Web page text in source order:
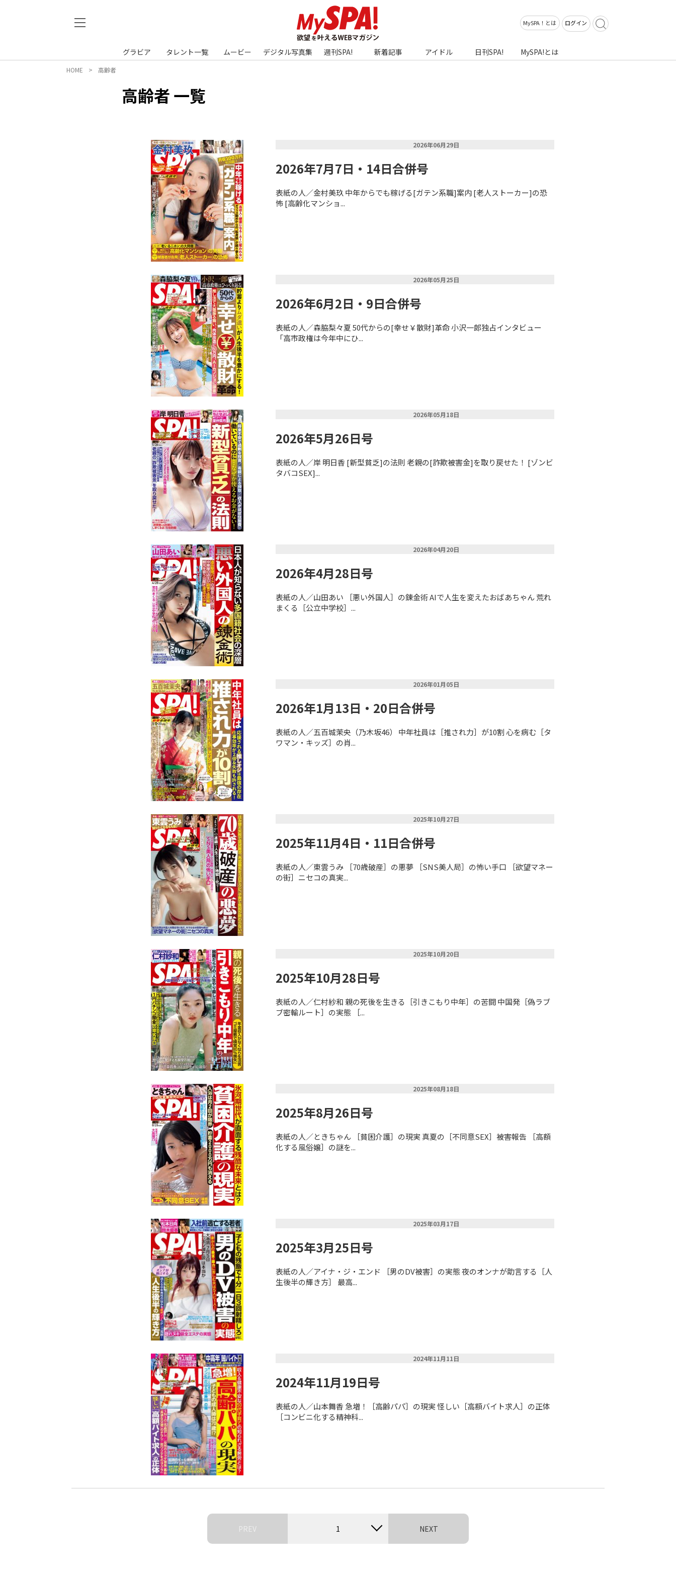
MySPA！とは ログイン
グラビア タレント一覧 ムービー デジタル写真集 週刊SPA! 新着記事 アイドル 日刊SPA! MySPA!とは
HOME 高齢者
高齢者 一覧
2026年06月29日
2026年7月7日・14日合併号
表紙の人／金村美玖 中年からでも稼げる[ガテン系職]案内 [老人ストーカー]の恐
怖 [高齢化マンショ...
2026年05月25日
2026年6月2日・9日合併号
表紙の人／森脇梨々夏 50代からの[幸せ￥散財]革命 小沢一郎独占インタビュー
「高市政権は今年中にひ...
2026年05月18日
2026年5月26日号
表紙の人／岸 明日香 [新型貧乏]の法則 老親の[詐欺被害金]を取り戻せた！ [ゾンビ
タバコSEX]...
2026年04月20日
2026年4月28日号
表紙の人／山田あい ［悪い外国人］の錬金術 AIで人生を変えたおばあちゃん 荒れ
まくる［公立中学校］...
2026年01月05日
2026年1月13日・20日合併号
表紙の人／五百城茉央（乃木坂46） 中年社員は［推され力］が10割 心を病む［タ
ワマン・キッズ］の肖...
2025年10月27日
2025年11月4日・11日合併号
表紙の人／東雲うみ ［70歳破産］の悪夢 ［SNS美人局］の怖い手口 ［欲望マネー
の街］ニセコの真実...
2025年10月20日
2025年10月28日号
表紙の人／仁村紗和 親の死後を生きる［引きこもり中年］の苦闘 中国発［偽ラブ
ブ密輸ルート］の実態 ［...
2025年08月18日
2025年8月26日号
表紙の人／ときちゃん ［貧困介護］の現実 真夏の［不同意SEX］被害報告 ［高額
化する風俗嬢］の謎を...
2025年03月17日
2025年3月25日号
表紙の人／アイナ・ジ・エンド ［男のDV被害］の実態 夜のオンナが助言する［人
生後半の輝き方］ 最高...
2024年11月11日
2024年11月19日号
表紙の人／山本舞香 急増！［高齢パパ］の現実 怪しい［高額バイト求人］の正体
［コンビニ化する精神科...
PREV 1 NEXT